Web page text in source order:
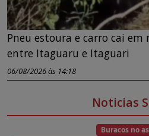
Pneu estoura e carro cai em
entre Itaguaru e Itaguari
06/08/2026 às 14:18
Noticias
Buracos no